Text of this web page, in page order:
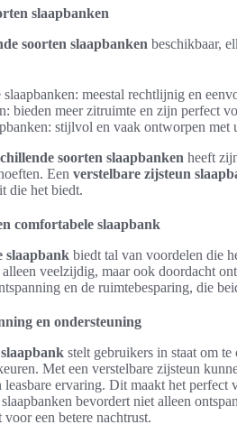
slaapbanken
soorten slaapbanken beschikbaar,
meestal rechtlijnig en
bieden meer zitruimte en zijn perfect
stijlvol en vaak ontworpen met
soorten slaapbanken heeft
Een verstelbare zijsteun
die het biedt.
comfortabele slaapbank
slaapbank biedt tal van voordelen die
veelzijdig, maar ook doordacht
en de ruimtebesparing, die
en ondersteuning
stelt gebruikers in staat om
Met een verstelbare zijsteun
leasbare ervaring. Dit maakt het
bevordert niet alleen
een betere nachtrust.